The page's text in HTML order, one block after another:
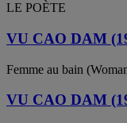
LE POÈTE
VU CAO DAM
Femme au bain
VU CAO DAM